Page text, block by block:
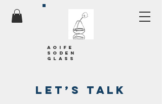
Aoife
soden
glass
Let’s talk